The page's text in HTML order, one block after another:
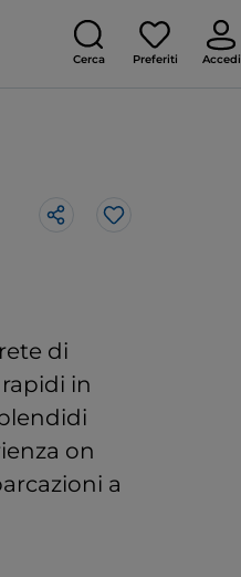
Cerca Preferiti Accedi
di
in
on
a
Like